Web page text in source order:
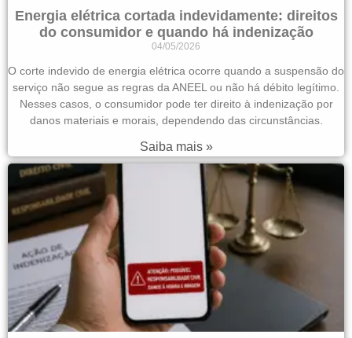
Energia elétrica cortada indevidamente: direitos
do consumidor e quando há indenização
04/05/2026
O corte indevido de energia elétrica ocorre quando a suspensão do
serviço não segue as regras da ANEEL ou não há débito legítimo.
Nesses casos, o consumidor pode ter direito à indenização por
danos materiais e morais, dependendo das circunstâncias.
Saiba mais »